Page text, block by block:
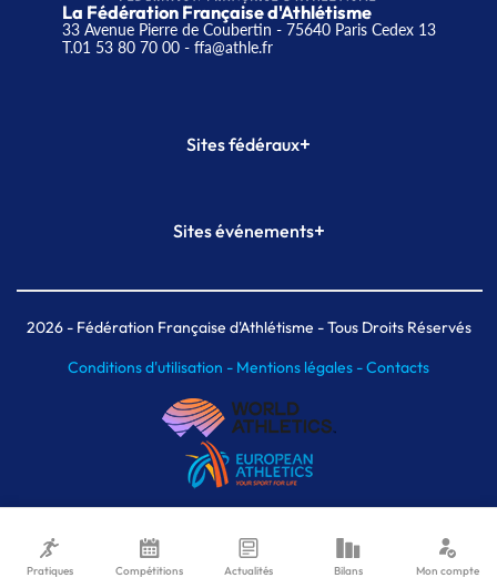
La Fédération Française d'Athlétisme
33 Avenue Pierre de Coubertin - 75640 Paris Cedex 13
T.01 53 80 70 00- ffa@athle.fr
Sites fédéraux+
Plateforme Formation
Sites événements+
Meeting de Paris indoor
MAIF Ekiden de Paris
2026- Fédération Française d'Athlétisme - Tous Droits Réservés
Conditions d'utilisation - Mentions légales -Contacts
Pratiques Compétitions Actualités Bilans Mon compte